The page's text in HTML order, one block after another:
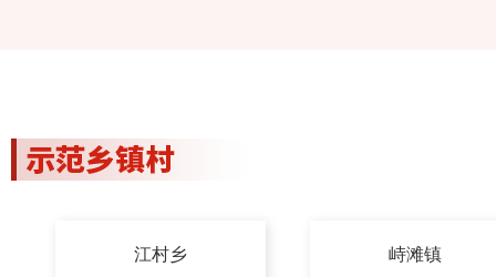
江村乡 峙滩镇